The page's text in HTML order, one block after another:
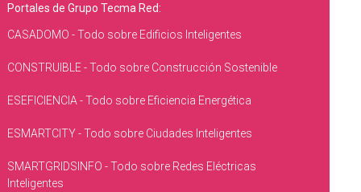
Portales de Grupo Tecma Red:
CASADOMO - Todo sobre Edificios Inteligentes
CONSTRUIBLE - Todo sobre Construcción Sostenible
ESEFICIENCIA - Todo sobre Eficiencia Energética
ESMARTCITY - Todo sobre Ciudades Inteligentes
SMARTGRIDSINFO - Todo sobre Redes Eléctricas
Inteligentes